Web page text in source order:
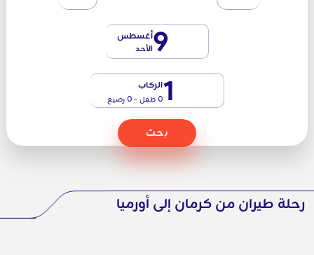
9أغسطس
الأحد
1الركاب
0 طفل - 0 رضيع
بحث
رحلة طيران من كرمان إلى أورميا